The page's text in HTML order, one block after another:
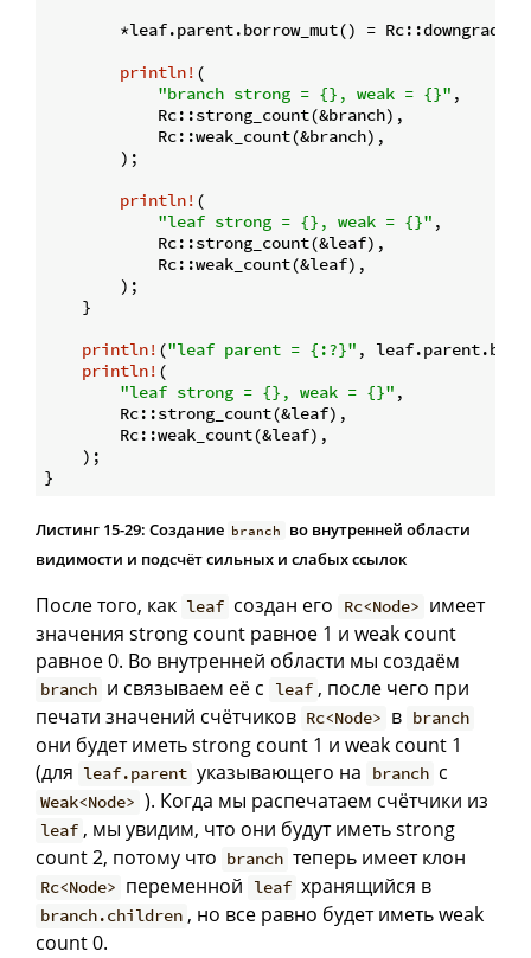
*leaf.parent.borrow_mut() =
println! (
"branch strong = {}, weak = {}" ,
            Rc::strong_count(&branch),
            Rc::weak_count(&branch),
        );
println! (
"leaf strong = {}, weak = {}" ,
            Rc::strong_count(&leaf),
            Rc::weak_count(&leaf),
        );
    }
println! ("leaf parent = {:?}" ,
println! (
"leaf strong = {}, weak = {}" ,
        Rc::strong_count(&leaf),
        Rc::weak_count(&leaf),
    );
Листинг 15-29: Создание branch
во внутренней области
видимости и подсчёт сильных и слабых ссылок
После того, как leaf создан его Rc<Node> имеет
значения strong count равное 1 и weak count
равное 0. Во внутренней области мы создаём
branch и связываем её с leaf , после чего при
печати значений счётчиков Rc<Node> в branch
они будет иметь strong count 1 и weak count 1
(для leaf.parent указывающего на branch с
Weak<Node> ). Когда мы распечатаем счётчики из
leaf , мы увидим, что они будут иметь strong
count 2, потому что branch теперь имеет клон
Rc<Node> переменной leaf хранящийся в
branch.children , но все равно будет иметь weak
count 0.